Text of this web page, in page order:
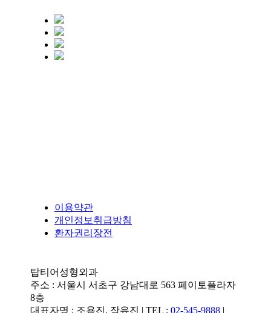
이용약관
개인정보취급방침
환자권리장전
탑티어성형외과
주소 : 서울시 서초구 강남대로 563 페이토플라자
8층
대표자명 : 조용진, 장유진 | TEL : 02-545-9888 |